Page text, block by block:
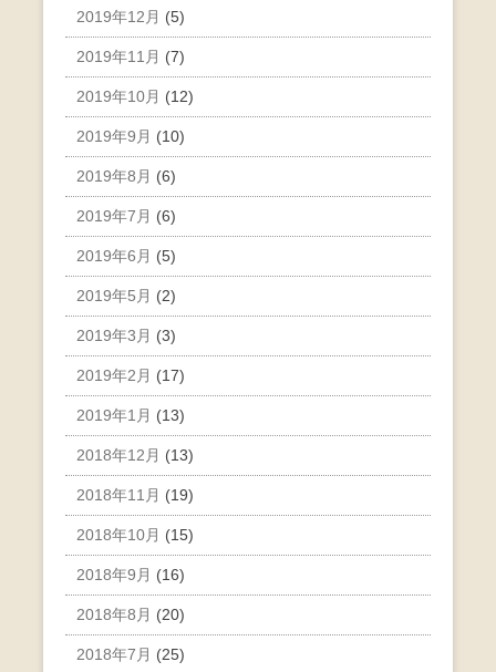
2019年12月 (5)
2019年11月 (7)
2019年10月 (12)
2019年9月 (10)
2019年8月 (6)
2019年7月 (6)
2019年6月 (5)
2019年5月 (2)
2019年3月 (3)
2019年2月 (17)
2019年1月 (13)
2018年12月 (13)
2018年11月 (19)
2018年10月 (15)
2018年9月 (16)
2018年8月 (20)
2018年7月 (25)